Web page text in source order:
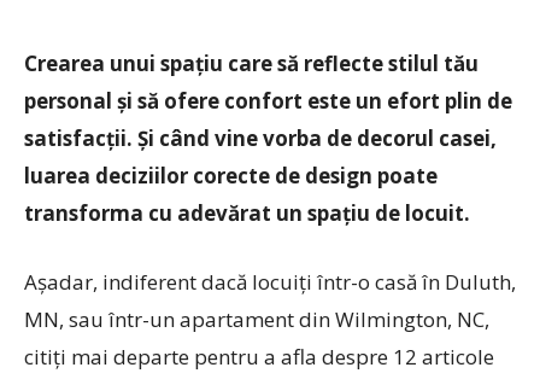
Crearea unui spațiu care să reflecte stilul tău
personal și să ofere confort este un efort plin de
satisfacții. Și când vine vorba de decorul casei,
luarea deciziilor corecte de design poate
transforma cu adevărat un spațiu de locuit.
Așadar, indiferent dacă locuiți într-o casă în Duluth,
MN, sau într-un apartament din Wilmington, NC,
citiți mai departe pentru a afla despre 12 articole